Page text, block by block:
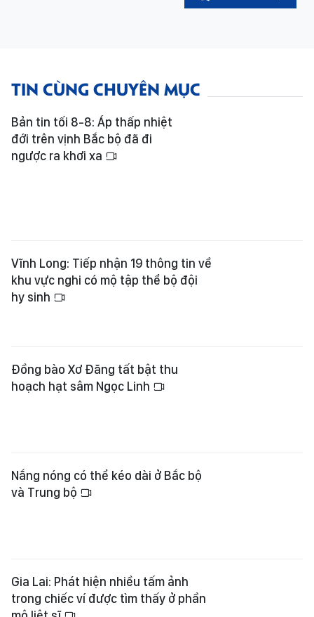
TIN CÙNG CHUYÊN MỤC
Bản tin tối 8-8: Áp thấp nhiệt
đới trên vịnh Bắc bộ đã đi
ngược ra khơi xa
Vĩnh Long: Tiếp nhận 19 thông tin về
khu vực nghi có mộ tập thể bộ đội
hy sinh
Đồng bào Xơ Đăng tất bật thu
hoạch hạt sâm Ngọc Linh
Nắng nóng có thể kéo dài ở Bắc bộ
và Trung bộ
Gia Lai: Phát hiện nhiều tấm ảnh
trong chiếc ví được tìm thấy ở phần